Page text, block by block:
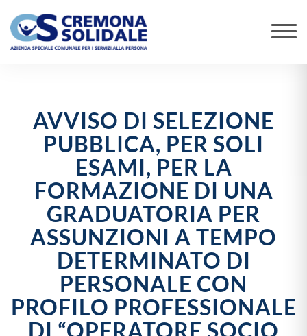
AVVISO DI SELEZIONE
PUBBLICA, PER SOLI
ESAMI, PER LA
FORMAZIONE DI UNA
GRADUATORIA PER
ASSUNZIONI A TEMPO
DETERMINATO DI
PERSONALE CON
PROFILO PROFESSIONALE
DI “OPERATORE SOCIO